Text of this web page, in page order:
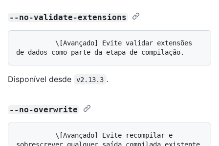
--no-validate-extensions
Disponível desde v2.13.3 .
--no-overwrite
sobrescrever qualquer saída compilada existente